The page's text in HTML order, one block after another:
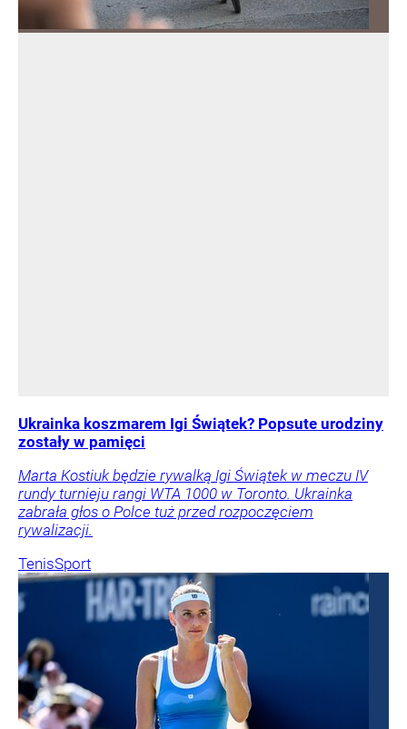
Ukrainka koszmarem Igi Świątek? Popsute urodziny
zostały w pamięci
Marta Kostiuk będzie rywalką Igi Świątek w meczu IV
rundy turnieju rangi WTA 1000 w Toronto. Ukrainka
zabrała głos o Polce tuż przed rozpoczęciem
rywalizacji.
TenisSport